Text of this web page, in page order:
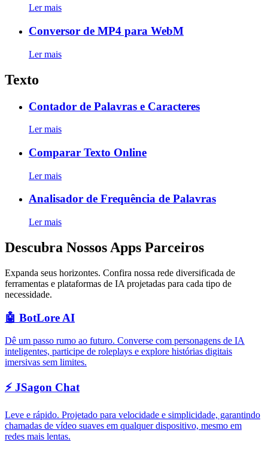
Ler mais
Conversor de MP4 para WebM
Ler mais
Texto
Contador de Palavras e Caracteres
Ler mais
Comparar Texto Online
Ler mais
Analisador de Frequência de Palavras
Ler mais
Descubra Nossos Apps Parceiros
Expanda seus horizontes. Confira nossa rede diversificada de
ferramentas e plataformas de IA projetadas para cada tipo de
necessidade.
🤖 BotLore AI
Dê um passo rumo ao futuro. Converse com personagens de IA
inteligentes, participe de roleplays e explore histórias digitais
imersivas sem limites.
⚡ JSagon Chat
Leve e rápido. Projetado para velocidade e simplicidade, garantindo
chamadas de vídeo suaves em qualquer dispositivo, mesmo em
redes mais lentas.